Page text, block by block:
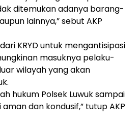
ditemukan adanya barang-
lainnya,” sebut AKP
KRYD untuk mengantisipasi
masuknya pelaku-
wilayah yang akan
hukum Polsek Luwuk sampai
dan kondusif,” tutup AKP